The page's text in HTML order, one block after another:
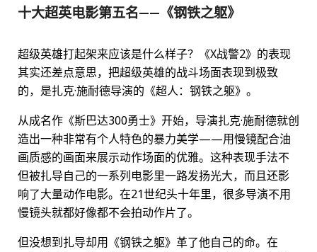
十大超英电影第五名——《钢铁之躯》
超级英雄打起架来应该是什么样子？《X战警2》的表现
其实还差点意思，把超级英雄的战斗场面表现到极致
的，是扎克·施耐德导演的《超人：钢铁之躯》。
从成名作《斯巴达300勇士》开始，导演扎克·施耐德就创
造出一种非常有个人特色的暴力美学——用慢镜配合油
画质感的画面来展示动作场面的优雅。这种表现手法不
但被扎导自己的一系列电影里一路发扬光大，而且还影
响了大量动作电影。在21世纪头十年里，很多导演不用
慢镜头就都好像都不会拍动作片了。
但没想到扎导却用《钢铁之躯》革了他自己的命。在